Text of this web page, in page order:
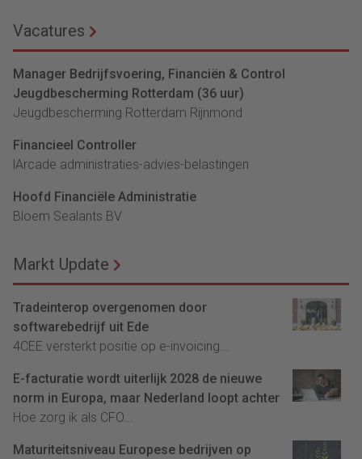
Vacatures
Manager Bedrijfsvoering, Financiën & Control
Jeugdbescherming Rotterdam (36 uur)
Jeugdbescherming Rotterdam Rijnmond
Financieel Controller
lArcade administraties-advies-belastingen
Hoofd Financiële Administratie
Bloem Sealants BV
Markt Update
Tradeinterop overgenomen door
softwarebedrijf uit Ede
4CEE versterkt positie op e-invoicing...
E-facturatie wordt uiterlijk 2028 de nieuwe
norm in Europa, maar Nederland loopt achter
Hoe zorg ik als CFO...
Maturiteitsniveau Europese bedrijven op